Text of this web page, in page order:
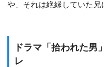
や、それは絶縁していた兄
ドラマ「拾われた男
レ